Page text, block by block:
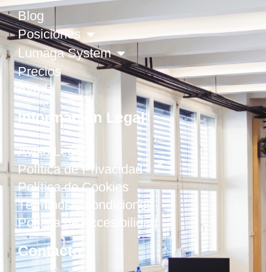
Blog
Posiciones
Lumaga System
Precios
Ayuda
Información Legal
Aviso Legal
Política de Privacidad
Política de Cookies
Términos y condiciones
Política de Accesibilidad
Contacto